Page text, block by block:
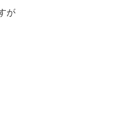
が